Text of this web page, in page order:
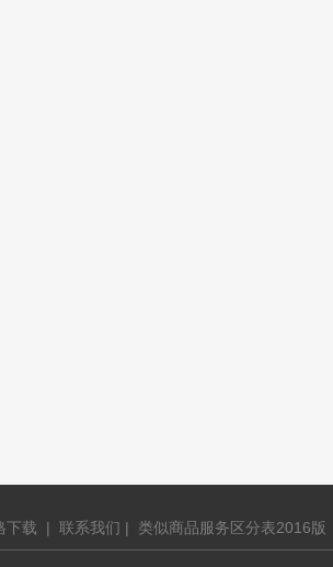
下载 | 联系我们 | 类似商品服务区分表2016版